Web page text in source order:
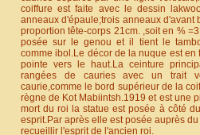
coiffure est faite avec le dessin
anneaux d'épaule;trois anneaux d'avant
proportion tête-corps 21cm. ,soit en %
posée sur le genou et il tient le
comme ibol.Le décor de la nuque est en
pointe vers le haut.La ceinture
rangées de cauries avec un trait
caurie,comme le bord supérieur de la
règne de Kot Mabiintsh.1919 et est une
mort du roi la statue est posée à côté
esprit.Par après elle est posée auprès
recueillir l'esprit de l'ancien roi.